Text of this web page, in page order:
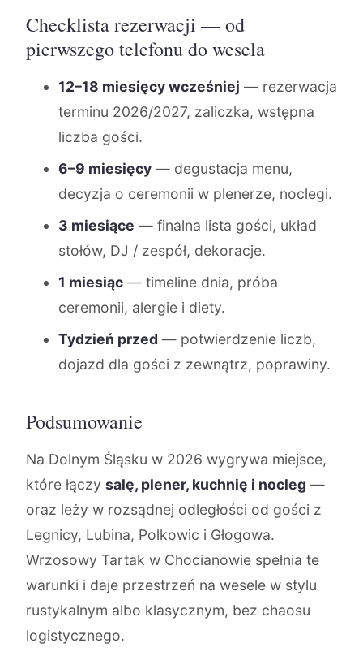
Checklista rezerwacji — od
pierwszego telefonu do wesela
12–18 miesięcy wcześniej — rezerwacja
terminu 2026/2027, zaliczka, wstępna
liczba gości.
6–9 miesięcy — degustacja menu,
decyzja o ceremonii w plenerze, noclegi.
3 miesiące — finalna lista gości, układ
stołów, DJ / zespół, dekoracje.
1 miesiąc — timeline dnia, próba
ceremonii, alergie i diety.
Tydzień przed — potwierdzenie liczb,
dojazd dla gości z zewnątrz, poprawiny.
Podsumowanie
Na Dolnym Śląsku w 2026 wygrywa miejsce,
które łączy salę, plener, kuchnię i nocleg —
oraz leży w rozsądnej odległości od gości z
Legnicy, Lubina, Polkowic i Głogowa.
Wrzosowy Tartak w Chocianowie spełnia te
warunki i daje przestrzeń na wesele w stylu
rustykalnym albo klasycznym, bez chaosu
logistycznego.